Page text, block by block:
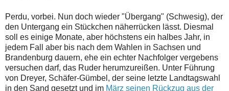
Perdu, vorbei. Nun doch wieder "Übergang" (Schwesig), der
den Untergang ein Stückchen näherrücken lässt. Diesmal
soll es einige Monate, aber höchstens ein halbes Jahr, in
jedem Fall aber bis nach dem Wahlen in Sachsen und
Brandenburg dauern, ehe ein echter Nachfolger vergebens
versuchen darf, das Ruder herumzureißen. Unter Führung
von Dreyer, Schäfer-Gümbel, der seine letzte Landtagswahl
in den Sand gesetzt und im März seinen Rückzug aus der